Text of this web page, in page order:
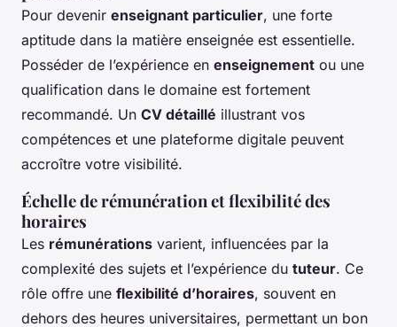
Pour devenir enseignant particulier, une forte
aptitude dans la matière enseignée est essentielle.
Posséder de l’expérience en enseignement ou une
qualification dans le domaine est fortement
recommandé. Un CV détaillé illustrant vos
compétences et une plateforme digitale peuvent
accroître votre visibilité.
Échelle de rémunération et flexibilité des
horaires
Les rémunérations varient, influencées par la
complexité des sujets et l’expérience du tuteur. Ce
rôle offre une flexibilité d’horaires, souvent en
dehors des heures universitaires, permettant un bon